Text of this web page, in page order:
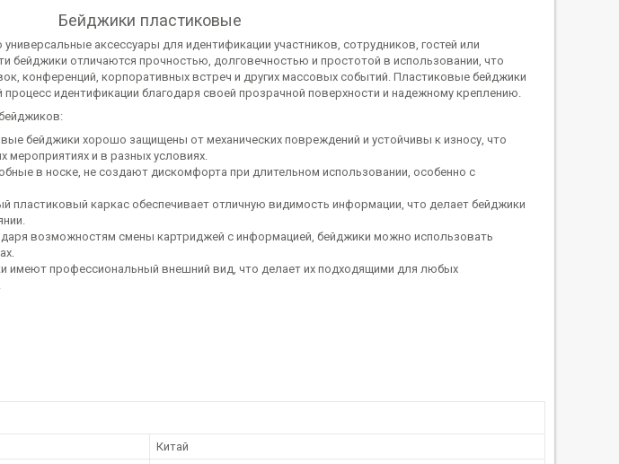
Бейджики пластиковые
аксессуары для идентификации участников, сотрудников, гостей или
бейджики отличаются прочностью, долговечностью и простотой в использовании, что
конференций, корпоративных встреч и других массовых событий. Пластиковые бейджики
идентификации благодаря своей прозрачной поверхности и надежному креплению.
бейджики хорошо защищены от механических повреждений и устойчивы к износу, что
мероприятиях и в разных условиях.
в носке, не создают дискомфорта при длительном использовании, особенно с
пластиковый каркас обеспечивает отличную видимость информации, что делает бейджики
возможностям смены картриджей с информацией, бейджики можно использовать
имеют профессиональный внешний вид, что делает их подходящими для любых
Китай